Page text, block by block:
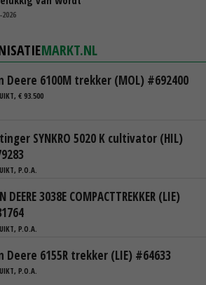
2026
MARKT.NL
Deere 6100M trekker (MOL) #692400
€ 93.500
SYNKRO 5020 K cultivator (HIL)
P.O.A.
DEERE 3038E COMPACTTREKKER (LIE)
P.O.A.
Deere 6155R trekker (LIE) #64633
P.O.A.